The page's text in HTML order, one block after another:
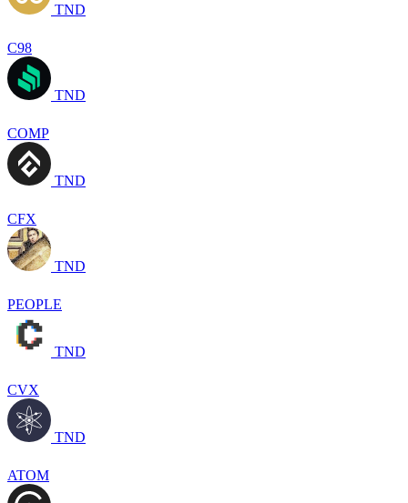
TND
C98
TND
COMP
TND
CFX
TND
PEOPLE
TND
CVX
TND
ATOM